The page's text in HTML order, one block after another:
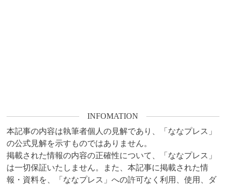
INFOMATION
本記事の内容は執筆者個人の見解であり、「ななプレス」
の公式見解を示すものではありません。
掲載された情報の内容の正確性について、「ななプレス」
は一切保証いたしません。また、本記事に掲載された情
報・資料を、「ななプレス」への許可なく利用、使用、ダ